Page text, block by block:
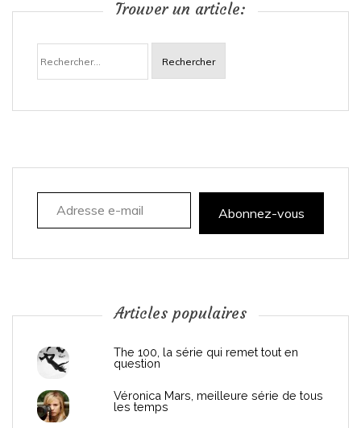
i
a
n
Trouver un article:
Rechercher :
Adresse e-mail
Abonnez-vous
Articles populaires
The 100, la série qui remet tout en
question
Véronica Mars, meilleure série de tous
les temps